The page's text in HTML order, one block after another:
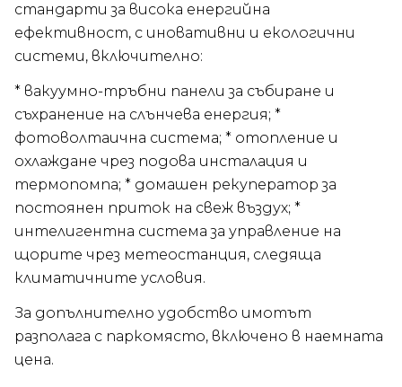
стандарти за висока енергийна
ефективност, с иновативни и екологични
системи, включително:
* вакуумно-тръбни панели за събиране и
съхранение на слънчева енергия; *
фотоволтаична система; * отопление и
охлаждане чрез подова инсталация и
термопомпа; * домашен рекуператор за
постоянен приток на свеж въздух; *
интелигентна система за управление на
щорите чрез метеостанция, следяща
климатичните условия.
За допълнително удобство имотът
разполага с паркомясто, включено в наемната
цена.